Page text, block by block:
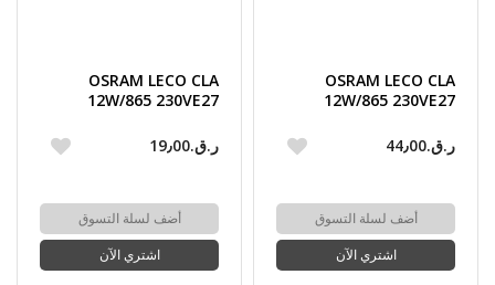
OSRAM LECO CLA
12W/865 230VE27
ر.ق.‏44٫00
أضف لسلة التسوق
اشتري الآن
OSRAM LECO CLA
12W/865 230VE27
ر.ق.‏19٫00
أضف لسلة التسوق
اشتري الآن